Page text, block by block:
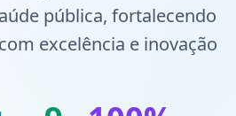
pública, fortalecendo
excelência e inovação